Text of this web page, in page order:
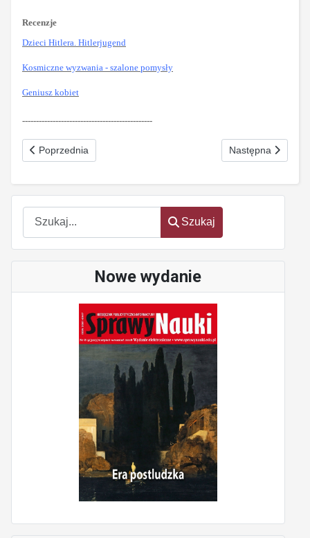
Szukaj
Szukaj
Nowe wydanie
Recenzje
Dzieci Hitlera. Hitlerjugend
Kosmiczne wyzwania - szalone pomysły
Geniusz kobiet
-----------------------------------------------
Poprzednia strona: Polityczna poprawność Nr 6-7 (261)
Poprzednia Następna strona:
Następna